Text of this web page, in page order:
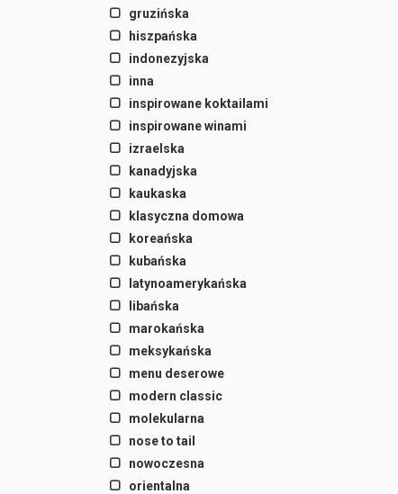
gruzińska
hiszpańska
indonezyjska
inna
inspirowane koktailami
inspirowane winami
izraelska
kanadyjska
kaukaska
klasyczna domowa
koreańska
kubańska
latynoamerykańska
libańska
marokańska
meksykańska
menu deserowe
modern classic
molekularna
nose to tail
nowoczesna
orientalna